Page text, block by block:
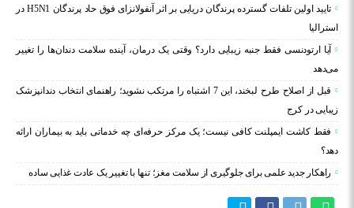
تایید اولین تلفات گسترده پرندگان دریایی بر اثر آنفولانزای فوق حاد پرندگان H5N1 در
استرالیا
آیا ارتودنسی فقط جنبه زیبایی دارد؟ وقتی یک درمان، آینده سلامت دندان‌ها را تغییر
می‌دهد
قبل از اصلاح طرح لبخند، این 7 اشتباه را مرتکب نشوید؛ راهنمای انتخاب دندانپزشک
زیبایی در کرج
فقط کاشت ایمپلنت کافی نیست؛ یک مرکز حرفه‌ای چه خدماتی باید به بیماران ارائه
دهد؟
راهکار جدید علمی برای جلوگیری از سلامت مغز؛ تنها با تغییر یک عادت غذایی ساده